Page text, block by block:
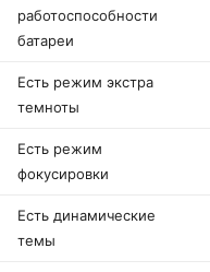
работоспособности
батареи
Есть режим экстра
темноты
Есть режим
фокусировки
Есть динамические
темы